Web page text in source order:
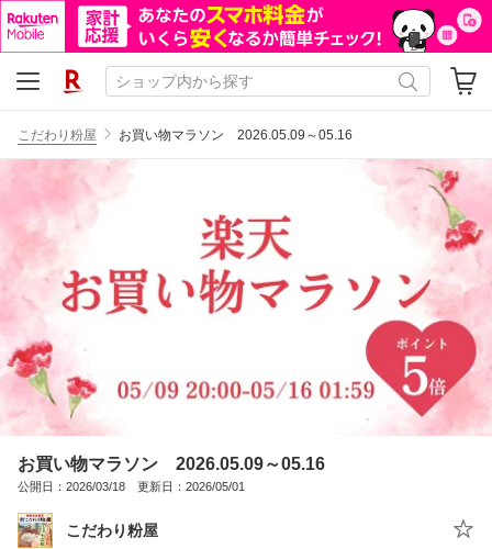
こだわり粉屋 お買い物マラソン 2026.05.09～05.16
お買い物マラソン 2026.05.09～05.16
公開日：2026/03/18 更新日：2026/05/01
こだわり粉屋